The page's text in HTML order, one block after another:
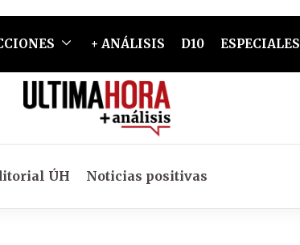
+ ANÁLISIS D10 ESPECIALES
ÚH Noticias positivas